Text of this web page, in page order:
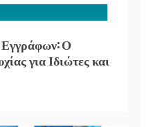
Ο
για Ιδιώτες και